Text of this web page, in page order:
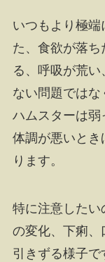
いつもより極
た、食欲が落
る、呼吸が荒
ない問題ではな
ハムスターは弱
体調が悪いとき
ります。
特に注意したい
の変化、下痢、
引きずる様子